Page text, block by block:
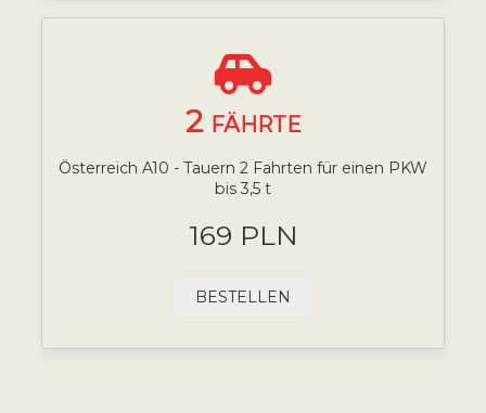
2 FÄHRTE
Österreich A10 - Tauern 2 Fahrten für einen PKW
bis 3,5 t
169 PLN
BESTELLEN